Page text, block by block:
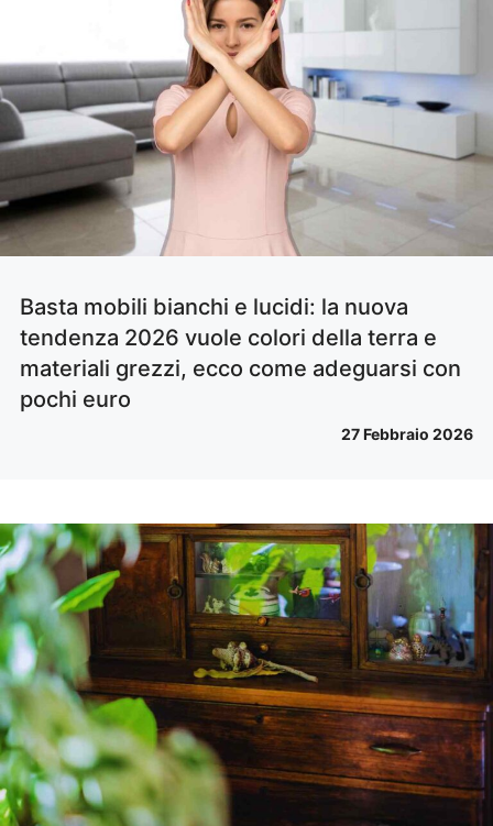
Basta mobili bianchi e lucidi: la nuova
tendenza 2026 vuole colori della terra e
materiali grezzi, ecco come adeguarsi con
pochi euro
27 Febbraio 2026